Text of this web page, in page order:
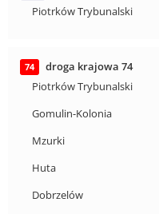
Piotrków Trybunalski
74
droga krajowa 74
Piotrków Trybunalski
Gomulin-Kolonia
Mzurki
Huta
Dobrzelów